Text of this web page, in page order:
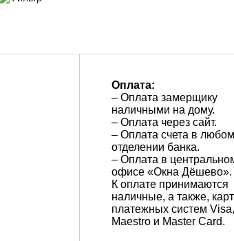
Оплата:
– Оплата замерщику
наличными на дому.
– Оплата через сайт.
– Оплата счета в любом
отделении банка.
– Оплата в
офисе «Окна Дёшево».
К оплате принимаются
наличные, а также,
платежных систем Visa,
Maestro и Master Card.